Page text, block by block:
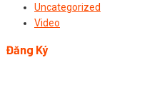
Uncategorized
Video
Đăng Ký